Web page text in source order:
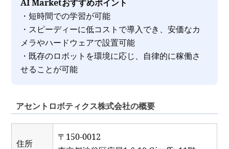
AI Marketおすすめポイント
・短時間での学習が可能
・スピーディーに低コストで導入でき、安価なカ
メラやハードウェアで設置可能
・既存のロボットを環境に応じ、自律的に稼働さ
せることが可能
アセントロボティクス株式会社の概要
住所
〒150-0012